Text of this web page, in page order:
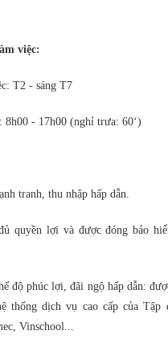
việc:
T2 - sáng T7
8h00 - 17h00 (nghỉ trưa: 60‘)
tranh, thu nhập hấp dẫn.
quyền lợi và được đóng bảo
độ phúc lợi, đãi ngộ hấp dẫn:
thống dịch vụ cao cấp của Tập
Vinschool...